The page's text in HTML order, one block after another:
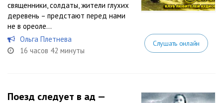
священники, солдаты, жители глухих
деревень – предстают перед нами
не в ореоле...
Ольга Плетнева
16 часов 42 минуты
Слушать онлайн
Поезд следует в ад —